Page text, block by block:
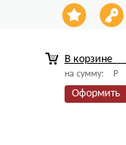
В корзине
на сумму: Р
Оформить